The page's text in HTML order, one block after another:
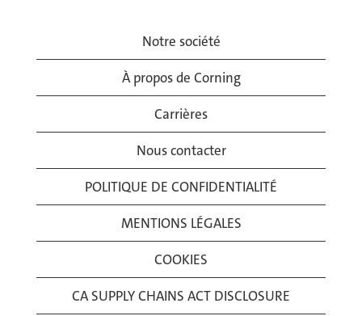
Notre société
À propos de Corning
Carrières
Nous contacter
POLITIQUE DE CONFIDENTIALITÉ
MENTIONS LÉGALES
COOKIES
CA SUPPLY CHAINS ACT DISCLOSURE